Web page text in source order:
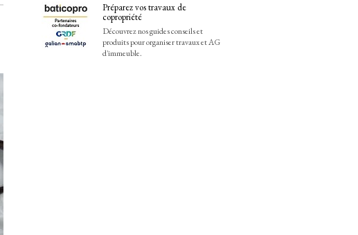
Préparez vos travaux de
copropriété
Découvrez nos guides conseils et
produits pour organiser travaux et AG
d'immeuble.